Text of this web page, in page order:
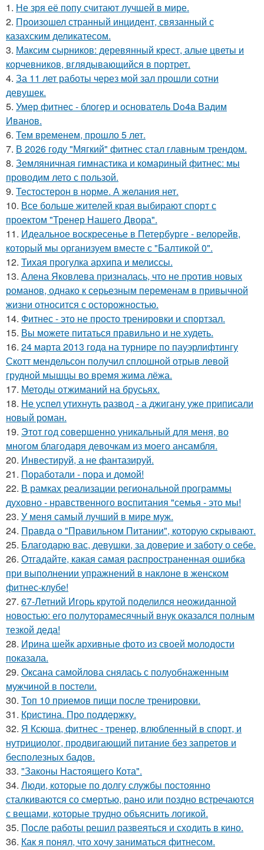
1. Не зря её попу считают лучшей в мире.
2. Произошел странный инцидент, связанный с
казахским деликатесом.
3. Максим сырников: деревянный крест, алые цветы и
корчевников, вглядывающийся в портрет.
4. За 11 лет работы через мой зал прошли сотни
девушек.
5. Умер фитнес - блогер и основатель Do4a Вадим
Иванов.
6. Тем временем, прошло 5 лет.
7. В 2026 году "Мягкий" фитнес стал главным трендом.
8. Земляничная гимнастика и комариный фитнес: мы
проводим лето с пользой.
9. Тестостерон в норме. А желания нет.
10. Все больше жителей края выбирают спорт с
проектом "Тренер Нашего Двора".
11. Идеальное воскресенье в Петербурге - велорейв,
который мы организуем вместе с "Балтикой 0".
12. Тихая прогулка архипа и мелиссы.
13. Алена Яковлева призналась, что не против новых
романов, однако к серьезным переменам в привычной
жизни относится с осторожностью.
14. Фитнес - это не просто тренировки и спортзал.
15. Вы можете питаться правильно и не худеть.
16. 24 марта 2013 года на турнире по пауэрлифтингу
Скотт мендельсон получил сплошной отрыв левой
грудной мышцы во время жима лёжа.
17. Методы отжиманий на брусьях.
18. Не успел утихнуть развод - а джигану уже приписали
новый роман.
19. Этот год совершенно уникальный для меня, во
многом благодаря девочкам из моего ансамбля.
20. Инвестируй, а не фантазируй.
21. Поработали - пора и домой!
22. В рамках реализации региональной программы
духовно - нравственного воспитания "семья - это мы!
23. У меня самый лучший в мире муж.
24. Правда о "Правильном Питании", которую скрывают.
25. Благодарю вас, девушки, за доверие и заботу о себе.
26. Отгадайте, какая самая распространенная ошибка
при выполнении упражнений в наклоне в женском
фитнес-клубе!
27. 67-Летний Игорь крутой поделился неожиданной
новостью: его полуторамесячный внук оказался полным
тезкой деда!
28. Ирина шейк архивные фото из своей молодости
показала.
29. Оксана самойлова снялась с полуобнаженным
мужчиной в постели.
30. Топ 10 приемов пищи после тренировки.
31. Кристина. Про поддержку.
32. Я Ксюша, фитнес - тренер, влюбленный в спорт, и
нутрициолог, продвигающий питание без запретов и
бесполезных бадов.
33. "Законы Настоящего Кота".
34. Люди, которые по долгу службы постоянно
сталкиваются со смертью, рано или поздно встречаются
с вещами, которые трудно объяснить логикой.
35. После работы решил развеяться и сходить в кино.
36. Как я понял, что хочу заниматься фитнесом.